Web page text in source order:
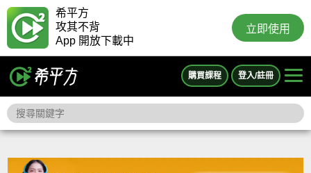
希平方
攻其不背
App 開放下載中
立即使用
購買課程 登入/註冊